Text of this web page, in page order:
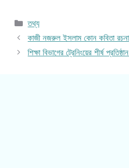
Categories
তথ্য
কাজী নজরুল ইসলাম কোন কবিতা
শিক্ষা বিভাগের ট্রেনিংয়ের শীর্ষ